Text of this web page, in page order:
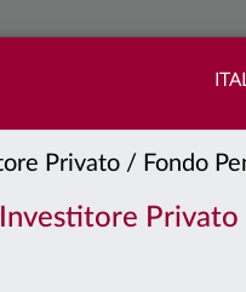
Privato / Fondo